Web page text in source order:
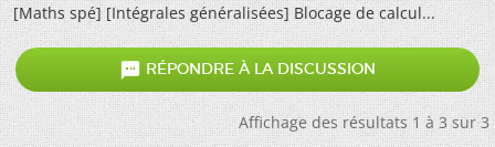
[Maths spé] [Intégrales généralisées] Blocage de calcul...
 RÉPONDRE À LA DISCUSSION
Affichage des résultats 1 à 3 sur 3